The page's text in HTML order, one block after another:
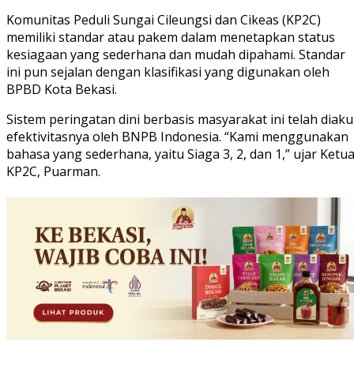
Komunitas Peduli Sungai Cileungsi dan Cikeas (KP2C)
memiliki standar atau pakem dalam menetapkan status
kesiagaan yang sederhana dan mudah dipahami. Standar
ini pun sejalan dengan klasifikasi yang digunakan oleh
BPBD Kota Bekasi.
Sistem peringatan dini berbasis masyarakat ini telah
efektivitasnya oleh BNPB Indonesia. “Kami menggunakan
bahasa yang sederhana, yaitu Siaga 3, 2, dan 1,” ujar Ketua
KP2C, Puarman.